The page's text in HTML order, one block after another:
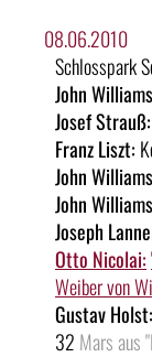
08.06.2010
Schlosspark
John
Josef Strauß:
Franz Liszt:
John
John
Joseph
Otto Nicolai:
Weiber von
Gustav Holst:
32 Mars aus